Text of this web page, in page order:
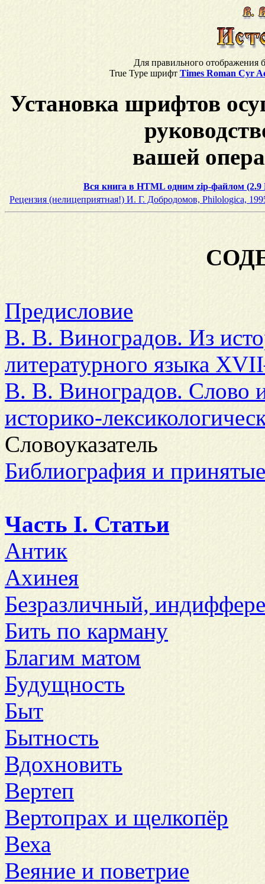
Для правильного отображения
True Type шрифт Times Roman Cyr
Установка шрифтов
вашей
Вся книга в HTML одним zip-файлом
Рецензия (нелицеприятная!) И. Г. Добродомов, Philologica,
Предисловие
В. В. Виноградов. Из
литературного языка
В. В. Виноградов. Слово
историко-
Словоуказатель
Библиография и
Часть I. Статьи
Антик
Ахинея
Безразличный,
Бить по карману
Благим матом
Будущность
Быт
Бытность
Вдохновить
Вертеп
Вертопрах и щелкопёр
Веха
Веяние и поветрие